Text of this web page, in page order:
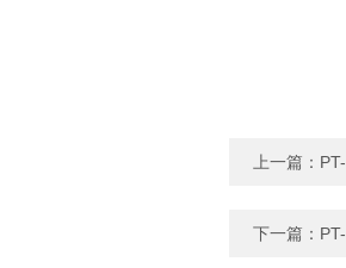
上一篇：
下一篇：